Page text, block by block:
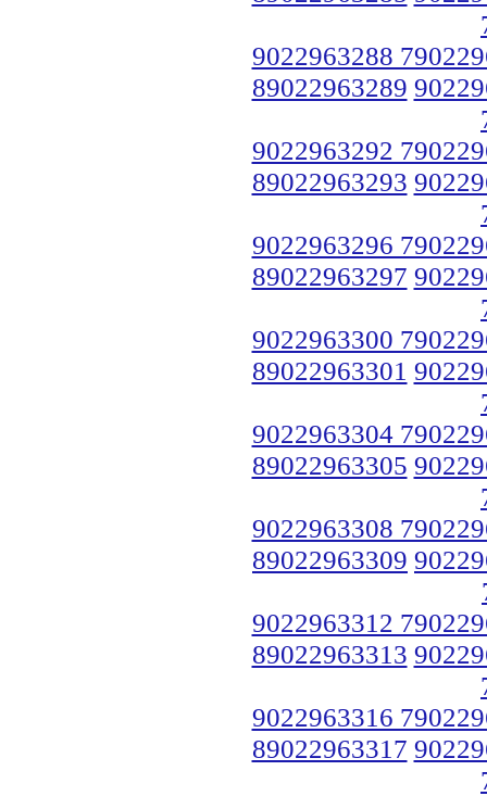
9022963288
89022963289
9022963292
89022963293
9022963296
89022963297
9022963300
89022963301
9022963304
89022963305
9022963308
89022963309
9022963312
89022963313
9022963316
89022963317